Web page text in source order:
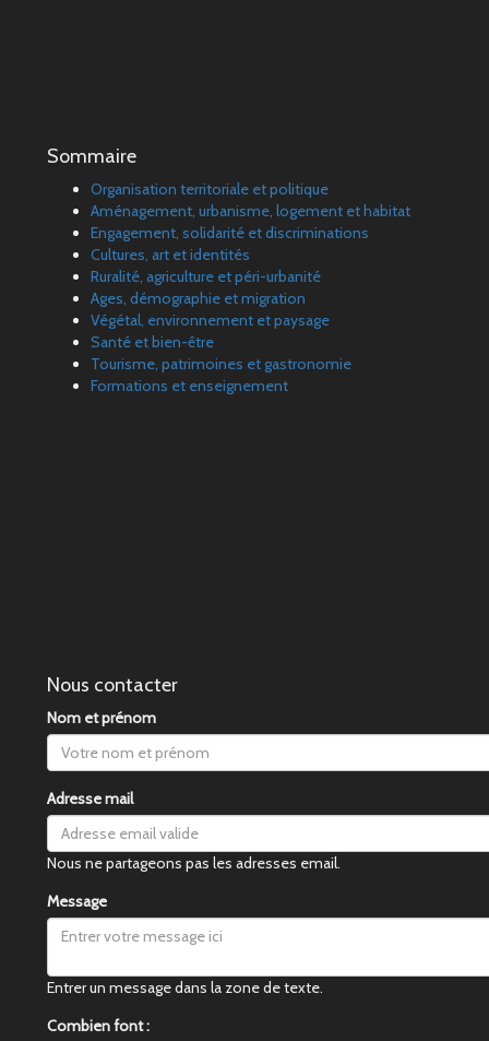
Sommaire
Organisation territoriale et politique
Aménagement, urbanisme, logement et habitat
Engagement, solidarité et discriminations
Cultures, art et identités
Ruralité, agriculture et péri-urbanité
Ages, démographie et migration
Végétal, environnement et paysage
Santé et bien-être
Tourisme, patrimoines et gastronomie
Formations et enseignement
Nous contacter
Nom et prénom
Adresse mail
Nous ne partageons pas les adresses email.
Message
Entrer un message dans la zone de texte.
Combien font :